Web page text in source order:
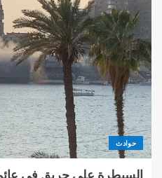
حوادث
السيطرة على حريق في